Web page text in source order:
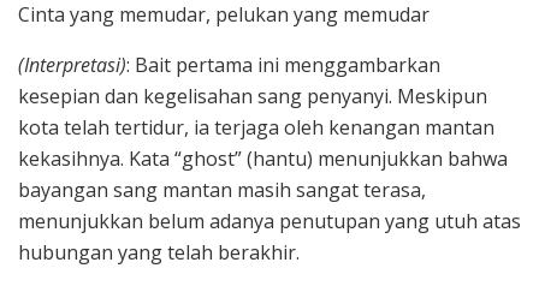
Cinta yang memudar, pelukan yang memudar
(Interpretasi): Bait pertama ini menggambarkan
kesepian dan kegelisahan sang penyanyi. Meskipun
kota telah tertidur, ia terjaga oleh kenangan mantan
kekasihnya. Kata “ghost” (hantu) menunjukkan bahwa
bayangan sang mantan masih sangat terasa,
menunjukkan belum adanya penutupan yang utuh atas
hubungan yang telah berakhir.